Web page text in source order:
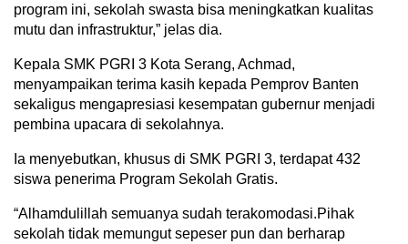
program ini, sekolah swasta bisa meningkatkan kualitas
mutu dan infrastruktur,” jelas dia.
Kepala SMK PGRI 3 Kota Serang, Achmad,
menyampaikan terima kasih kepada Pemprov Banten
sekaligus mengapresiasi kesempatan gubernur menjadi
pembina upacara di sekolahnya.
Ia menyebutkan, khusus di SMK PGRI 3, terdapat 432
siswa penerima Program Sekolah Gratis.
“Alhamdulillah semuanya sudah terakomodasi.Pihak
sekolah tidak memungut sepeser pun dan berharap